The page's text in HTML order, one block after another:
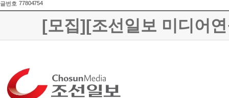
글번호 77804754
[모집][조선일보 미디어